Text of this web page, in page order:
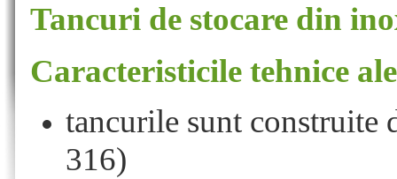
Tancuri de stocare din
Caracteristicile tehnice
tancurile sunt
316)